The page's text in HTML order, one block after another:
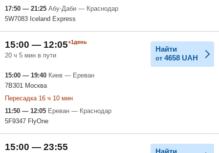
17:50 — 21:25 Абу-Даби — Краснодар
5W7083 Iceland Express
15:00 — 12:05+1день
20 ч 5 мин в пути
Найти
от 4658 UAH
15:00 — 19:40 Киев — Ереван
7B301 Москва
Пересадка 16 ч 10 мин
11:50 — 12:05 Ереван — Краснодар
5F9347 FlyOne
15:00 — 23:55 Найти